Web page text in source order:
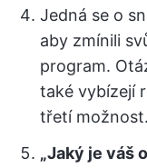
Jedná se o
aby zmínili
program.
také vybízejí
třetí možnost.
„Jaký je váš